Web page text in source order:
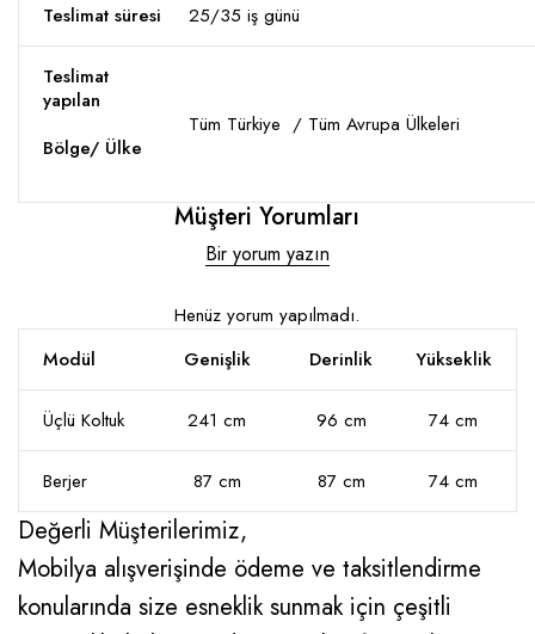
Teslimat süresi 25/35 iş günü
Teslimat
yapılan
Bölge/ Ülke
Tüm Türkiye / Tüm Avrupa Ülkeleri
Müşteri Yorumları
Bir yorum yazın
Henüz yorum yapılmadı.
Modül
Genişlik Derinlik Yükseklik
Üçlü Koltuk 241 cm 96 cm 74 cm
Berjer 87 cm 87 cm 74 cm
Değerli Müşterilerimiz,
Mobilya alışverişinde ödeme ve taksitlendirme
konularında size esneklik sunmak için çeşitli